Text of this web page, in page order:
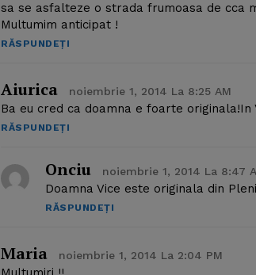
sa se asfalteze o strada frumoasa de cca
Multumim anticipat !
RĂSPUNDEȚI
Aiurica noiembrie 1, 2014 La 8:25 AM
Ba eu cred ca doamna e foarte originala!In
RĂSPUNDEȚI
Onciu noiembrie 1, 2014 La 8:47
Doamna Vice este originala din
RĂSPUNDEȚI
Maria noiembrie 1, 2014 La 2:04 PM